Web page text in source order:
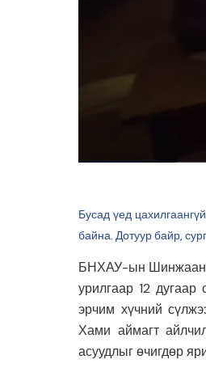
Бусад үед
байна. Дотуур байр,
БНХАУ-ын Шинжаан
урилгаар 12
эрчим хүчний
Хами аймагт
асуудлыг өчигдөр